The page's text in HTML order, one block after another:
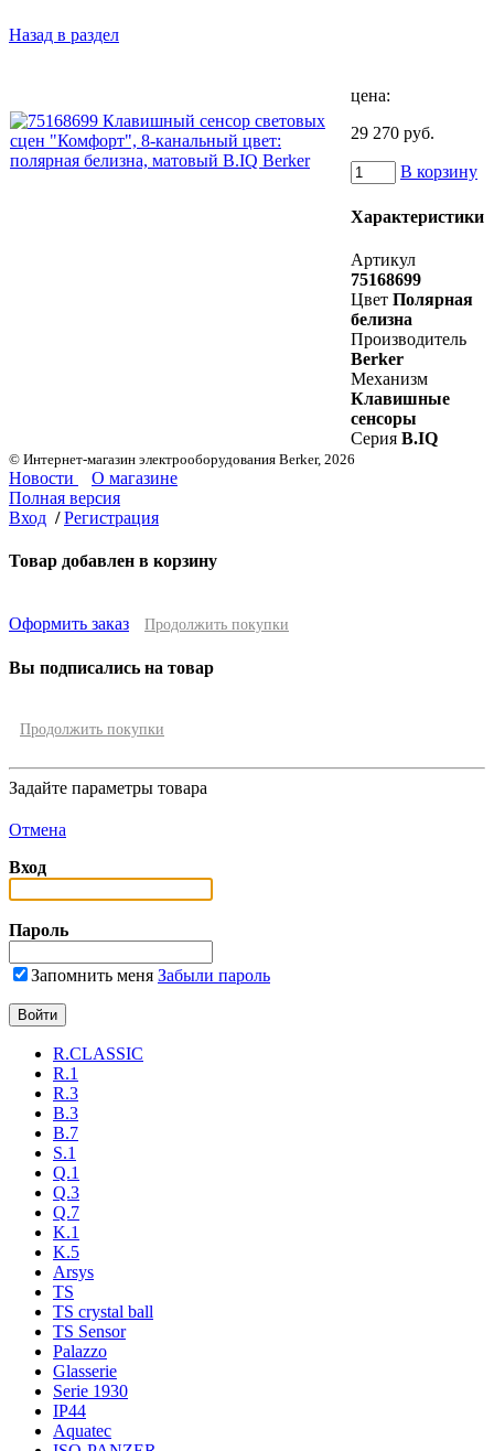
Назад в раздел
цена:
29 270 руб.
В корзину
Характеристики
Артикул
75168699
Цвет Полярная
белизна
Производитель
Berker
Механизм
Клавишные
сенсоры
Серия B.IQ
© Интернет-магазин электрооборудования Berker, 2026
Новости
О магазине
Полная версия
Вход / Регистрация
Товар добавлен в корзину
Оформить заказ Продолжить покупки
Вы подписались на товар
Продолжить покупки
Задайте параметры товара
Отмена
Вход
Пароль
Запомнить меня Забыли пароль
R.CLASSIC
R.1
R.3
B.3
B.7
S.1
Q.1
Q.3
Q.7
K.1
K.5
Arsys
TS
TS crystal ball
TS Sensor
Palazzo
Glasserie
Serie 1930
IP44
Aquatec